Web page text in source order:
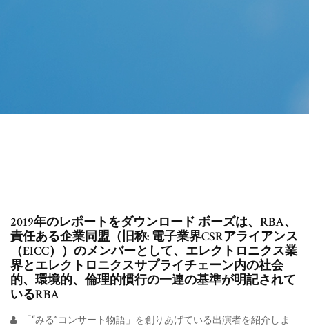
2019年のレポートをダウンロード ボーズは、RBA、
責任ある企業同盟（旧称: 電子業界CSRアライアンス
（EICC））のメンバーとして、エレクトロニクス業
界とエレクトロニクスサプライチェーン内の社会
的、環境的、倫理的慣行の一連の基準が明記されて
いるRBA
「“みる”コンサート物語」を創りあげている出演者を紹介しま